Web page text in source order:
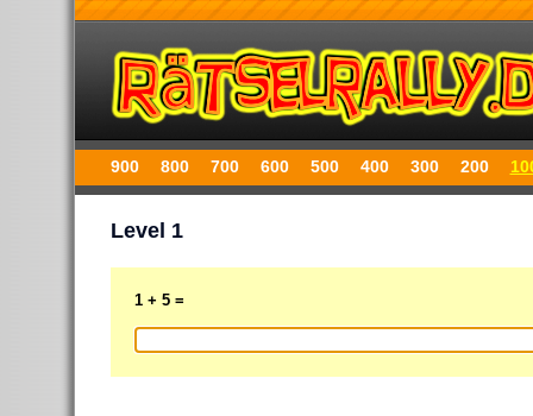
900 800 700 600 500 400 300 200
Level 1
1 + 5 =